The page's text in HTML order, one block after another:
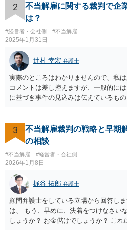
有効か無効かという点は能力不足の程
の先生は具体的な事情を検討した上で
するほどではないと判断されたのだと
連続する、会社のお金を横領する等の
も有効と判断されるケースも多いです
合はかなり解雇のハードルが高いと言
解雇の場合には、戒告、譴責、減給、
を行い、改善を促したもののそれでも
み切る等段階的に手順をい踏んだ場合
性が高まります。 高度人材の中途社員
うわけではありませんが、高度人材の
相応に高い能力を求められているため
低い新卒の社員と比較すると厳格に判
判断が比較的甘くなるという可能性は
度人材の中途社員の場合でもやはり解
となります。 今回のようなリスクを避
無期雇用契約ではなく有期雇用契約で
る、業務委託契約を検討するという方
（※業務委託契約を検討される場合は
用契約関係であると判断されるリスク
生にもご相談の上慎重にご判断ください
2
不当解雇に関する裁判で企
は？
#経営者・会社側 #不当解雇
2025年1月31日
辻村 幸宏 弁護士
実際のところはわかりませんので、私
コメントは差し控えますが、一般的に
に基づき事件の見込みは伝えているも
れを経営者自身が問題と感じていない
書きのような経営者のマインドからす
根本的には弁護士選び含めて経営者の
思います。実際、事件の見込みが芳し
伝えしても考えを変えていただけない
理人として説明説得を尽くしてもあく
ら、事件がうまくいかないことの責任
ということも多いと思います。そのよ
の良いものではないので自ら辞任を検
的にはお分かりいただけるだろうと考
相談者さんが、今の弁護士さんの対応
り経営者の考えが歪められ、このまま
3
不当解雇裁判の戦略と早期
の相談
#不当解雇 #経営者・会社側
2026年1月8日
梶谷 拓郎 弁護士
顧問弁護士をしている立場から回答し
は、 もう、早めに、決着をつけなさい
しょうか？ お金儲けでしょうか？ こ